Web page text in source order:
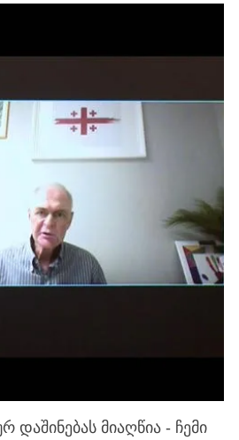
მიაღწია - ჩემი